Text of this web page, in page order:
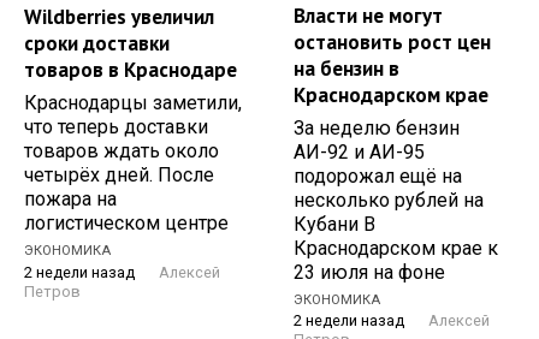
Wildberries увеличил
сроки доставки
товаров в Краснодаре
Краснодарцы заметили,
что теперь доставки
товаров ждать около
четырёх дней. После
пожара на
логистическом центре
ЭКОНОМИКА
2 недели назад
Алексей
Петров
Власти не могут
остановить рост цен
на бензин в
Краснодарском крае
За неделю бензин
АИ-92 и АИ-95
подорожал ещё на
несколько рублей на
Кубани В
Краснодарском крае к
23 июля на фоне
ЭКОНОМИКА
2 недели назад
Алексей